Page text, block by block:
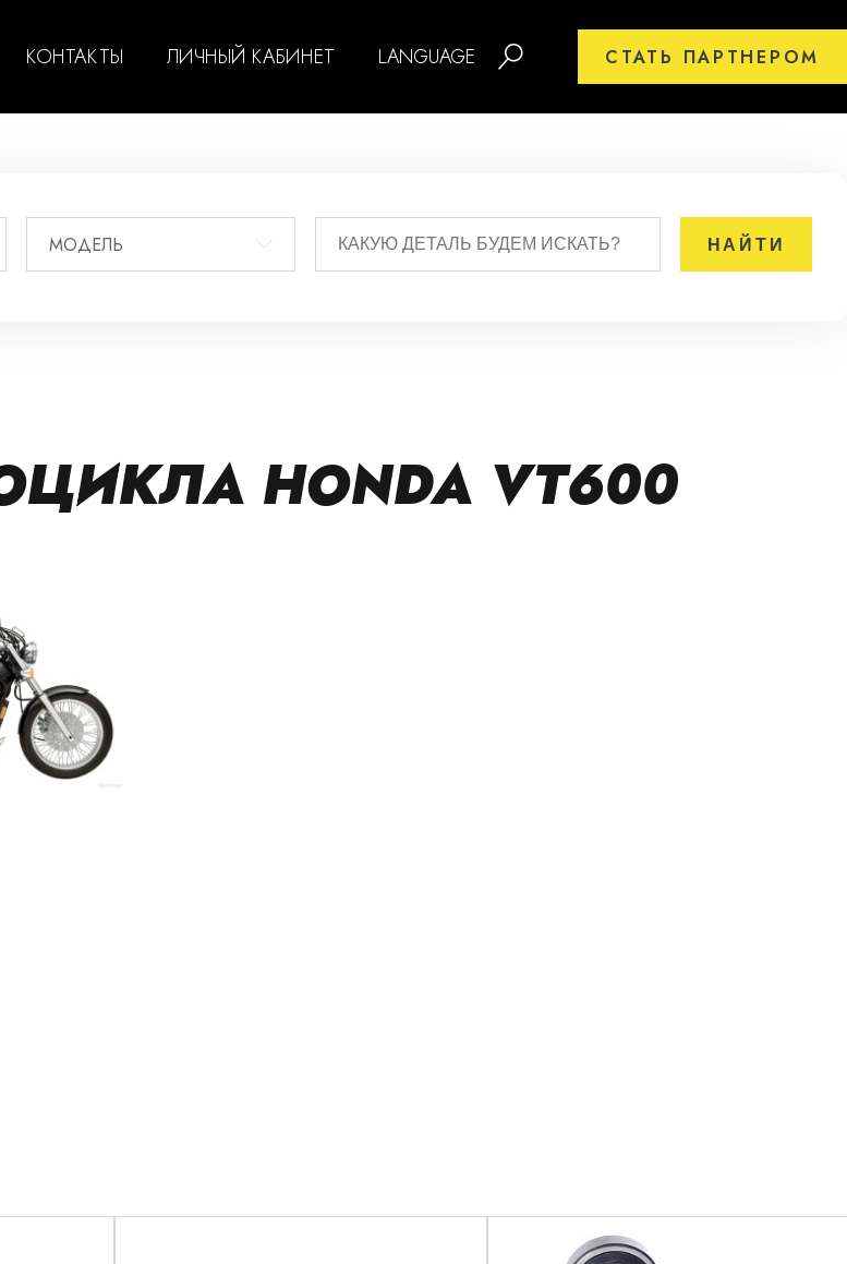
КОНТАКТЫ ЛИЧНЫЙ КАБИНЕТ LANGUAGE СТАТЬ ПАРТНЕРОМ
МОДЕЛЬ
HONDA VT600